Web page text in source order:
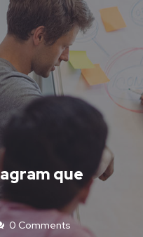
que
0 Comments